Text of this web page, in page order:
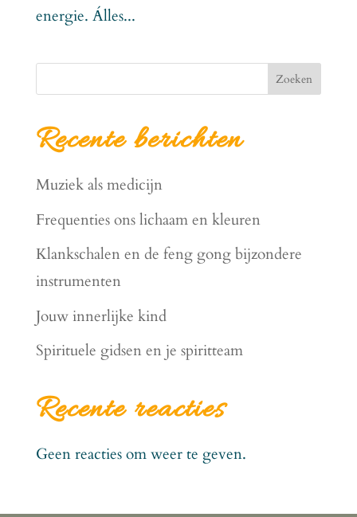
energie. Álles...
Zoeken
Recente berichten
Muziek als medicijn
Frequenties ons lichaam en kleuren
Klankschalen en de feng gong bijzondere
instrumenten
Jouw innerlijke kind
Spirituele gidsen en je spiritteam
Recente reacties
Geen reacties om weer te geven.